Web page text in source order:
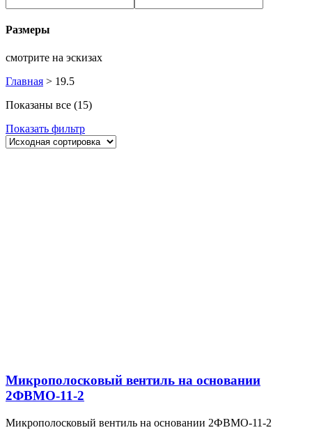
Размеры
смотрите на эскизах
Главная > 19.5
Показаны все (15)
Показать фильтр
Микрополосковый вентиль на основании
2ФВМO-11-2
Микрополосковый вентиль на основании 2ФВМO-11-2